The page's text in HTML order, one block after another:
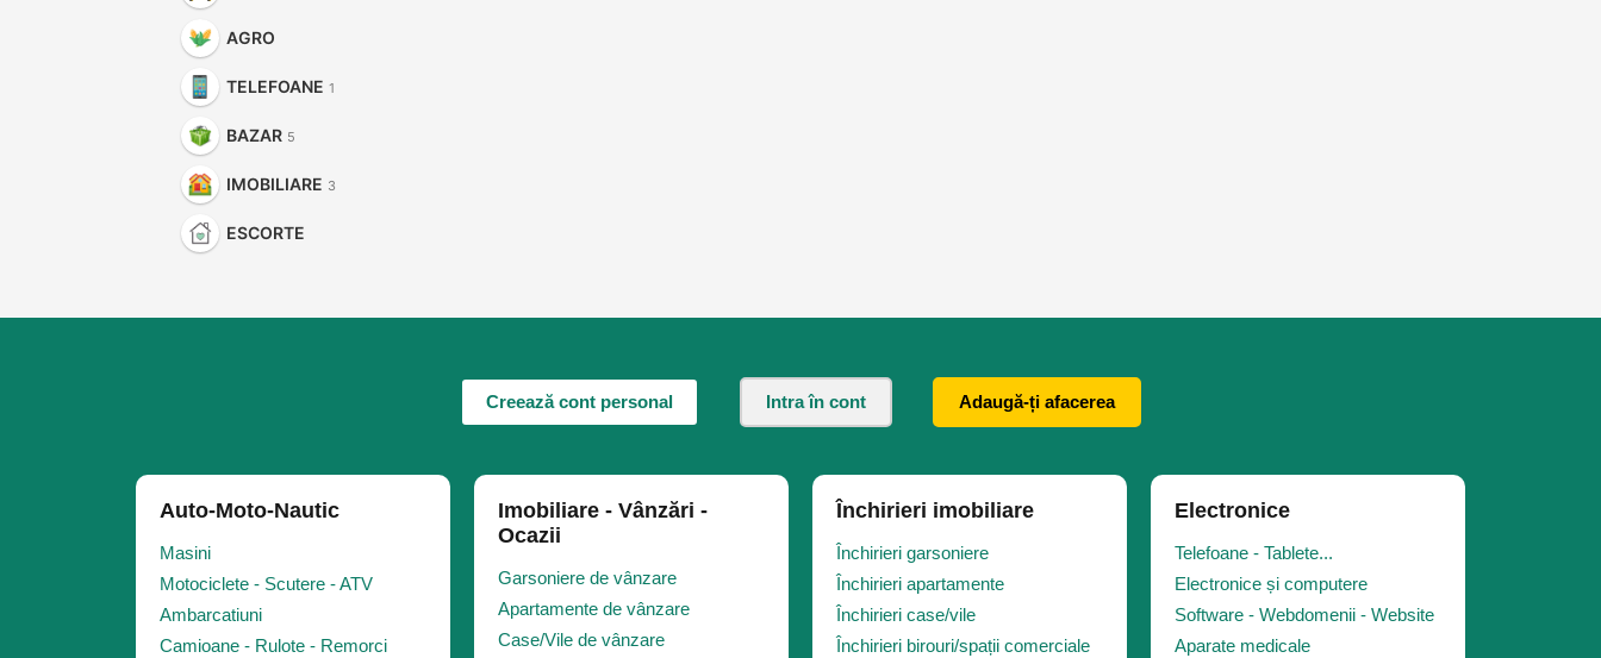
AGRO
TELEFOANE 1
BAZAR 5
IMOBILIARE 3
ESCORTE
Creează cont personal Intra în cont Adaugă-ți afacerea
Auto-Moto-Nautic
Masini
Motociclete - Scutere - ATV
Ambarcatiuni
Camioane - Rulote - Remorci
Imobiliare - Vânzări -
Ocazii
Garsoniere de vânzare
Apartamente de vânzare
Case/Vile de vânzare
Închirieri imobiliare
Închirieri garsoniere
Închirieri apartamente
Închirieri case/vile
Închirieri birouri/spații comerciale
Electronice
Telefoane - Tablete...
Electronice și computere
Software - Webdomenii - Website
Aparate medicale